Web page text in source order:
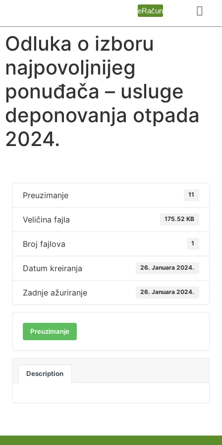
eRačun
Odluka o izboru
najpovoljnijeg
ponuđača – usluge
deponovanja otpada
2024.
Preuzimanje 11
Veličina fajla 175.52 KB
Broj fajlova 1
Datum kreiranja 26. Januara 2024.
Zadnje ažuriranje 26. Januara 2024.
Preuzimanje
Description